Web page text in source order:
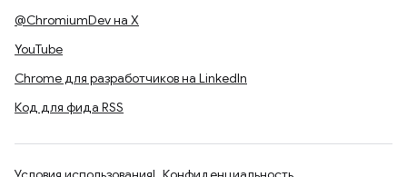
@ChromiumDev на X
YouTube
Chrome для разработчиков на LinkedIn
Код для фида RSS